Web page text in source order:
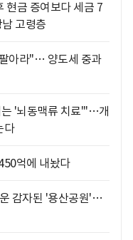
현금 증여보다 세금 7
고령층
아라"… 양도세 중과
'뇌동맥류 치료'"…개
다
억에 내놨다
감자된 '용산공원'…